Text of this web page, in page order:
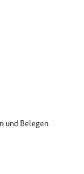
und Belegen